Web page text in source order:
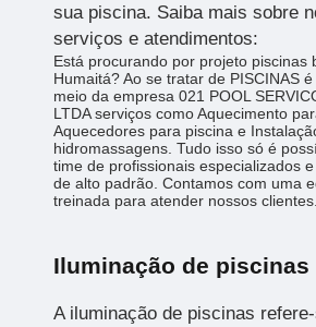
sua piscina. Saiba mais sobre
serviços e atendimentos:
Está procurando por projeto piscinas
Humaitá? Ao se tratar de PISCINAS
meio da empresa 021 POOL
LTDA serviços como Aquecimento
Aquecedores para piscina e
hidromassagens. Tudo isso só é
time de profissionais especializados
de alto padrão. Contamos com uma
treinada para atender nossos clientes.
Iluminação de piscinas
A iluminação de piscinas